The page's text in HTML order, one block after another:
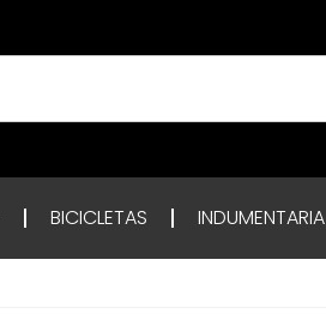
BICICLETAS INDUMENTARIA